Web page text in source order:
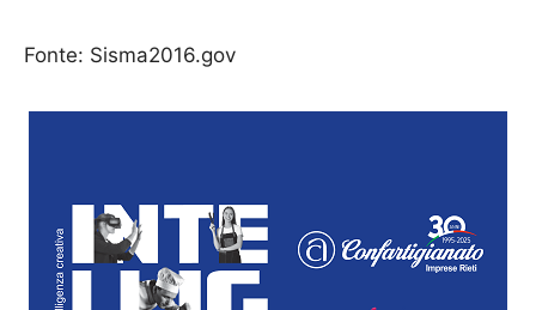
Fonte: Sisma2016.gov